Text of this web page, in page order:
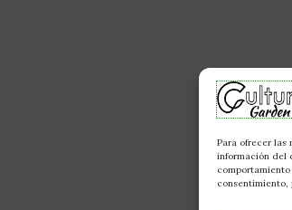
Para ofrecer las
información del
consentimiento,